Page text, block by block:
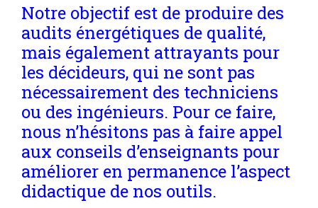
Notre objectif est de produire des
audits énergétiques de qualité,
mais également attrayants pour
les décideurs, qui ne sont pas
nécessairement des techniciens
ou des ingénieurs. Pour ce faire,
nous n’hésitons pas à faire appel
aux conseils d’enseignants pour
améliorer en permanence l’aspect
didactique de nos outils.